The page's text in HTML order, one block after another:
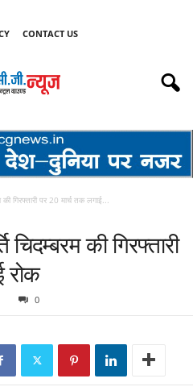
CONTACT US
गिरफ्तारी पर 20 मार्च तक लगाई...
चिदम्बरम की गिरफ्तारी
रोक
0